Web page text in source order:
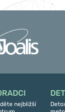
nejbližší